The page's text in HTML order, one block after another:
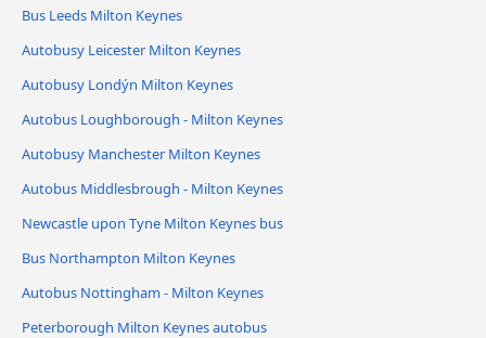
Bus Leeds Milton Keynes
Autobusy Leicester Milton Keynes
Autobusy Londýn Milton Keynes
Autobus Loughborough - Milton Keynes
Autobusy Manchester Milton Keynes
Autobus Middlesbrough - Milton Keynes
Newcastle upon Tyne Milton Keynes bus
Bus Northampton Milton Keynes
Autobus Nottingham - Milton Keynes
Peterborough Milton Keynes autobus